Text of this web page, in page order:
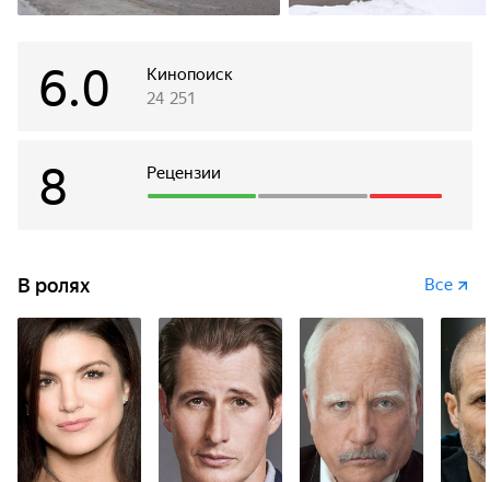
Кинопоиск
6.0 24 251
Рецензии
8
В ролях Все